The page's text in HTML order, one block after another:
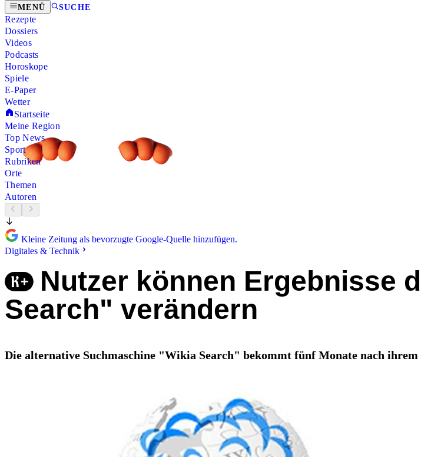
MENÜ SUCHE
Rezepte
Dossiers
Videos
Podcasts
Horoskope
Spiele
E-Paper
Wetter
Startseite
Meine Region
Top News
Sport
Rubriken
Orte
Themen
Autoren
Kleine Zeitung als bevorzugte Google-Quelle hinzufügen.
Digitales & Technik
Nutzer können Ergebnisse
Search" verändern
Die alternative Suchmaschine "Wikia Search" bekommt fünf Monate nach ihrem